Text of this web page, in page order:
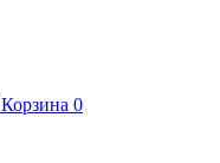
Корзина 0